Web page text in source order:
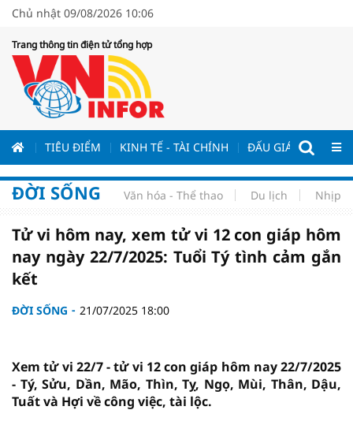
Chủ nhật 09/08/2026 10:06
Trang thông tin điện tử tổng hợp
TIÊU ĐIỂM KINH TẾ - TÀI CHÍNH ĐẤU GIÁ - ĐẤU
ĐỜI SỐNG Văn hóa - Thể thao Du lịch Nhịp
Tử vi hôm nay, xem tử vi 12 con giáp hôm
nay ngày 22/7/2025: Tuổi Tý tình cảm gắn
kết
ĐỜI SỐNG 21/07/2025 18:00
Xem tử vi 22/7 - tử vi 12 con giáp hôm nay 22/7/2025
- Tý, Sửu, Dần, Mão, Thìn, Tỵ, Ngọ, Mùi, Thân, Dậu,
Tuất và Hợi về công việc, tài lộc.